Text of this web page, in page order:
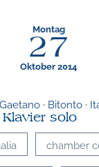
Montag
27
Oktober 2014
· Bitonto ·
solo
chamber